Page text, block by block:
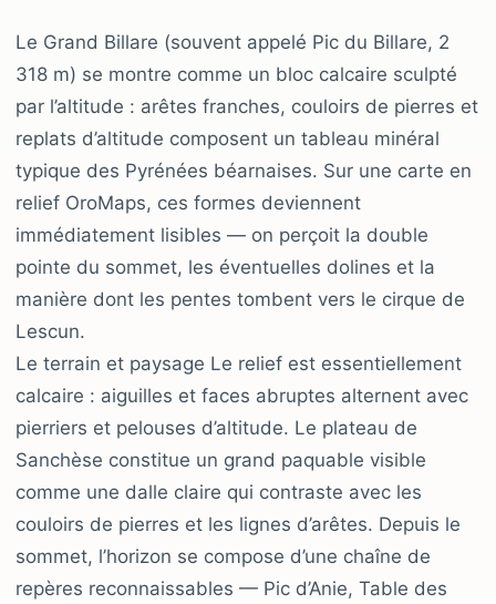
Le Grand Billare (souvent appelé Pic du Billare, 2
318 m) se montre comme un bloc calcaire sculpté
par l’altitude : arêtes franches, couloirs de pierres et
replats d’altitude composent un tableau minéral
typique des Pyrénées béarnaises. Sur une carte en
relief OroMaps, ces formes deviennent
immédiatement lisibles — on perçoit la double
pointe du sommet, les éventuelles dolines et la
manière dont les pentes tombent vers le cirque de
Lescun.
Le terrain et paysage Le relief est essentiellement
calcaire : aiguilles et faces abruptes alternent avec
pierriers et pelouses d’altitude. Le plateau de
Sanchèse constitue un grand paquable visible
comme une dalle claire qui contraste avec les
couloirs de pierres et les lignes d’arêtes. Depuis le
sommet, l’horizon se compose d’une chaîne de
repères reconnaissables — Pic d’Anie, Table des